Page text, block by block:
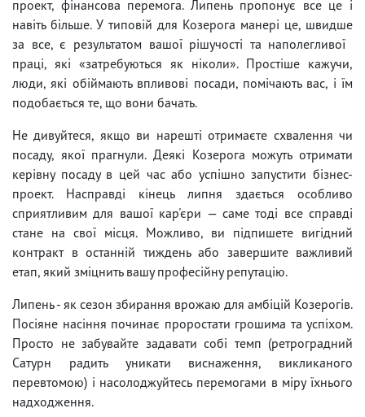
проект, фінансова перемога. Липень пропонує все це і
навіть більше. У типовій для Козерога манері це, швидше
за все, є результатом вашої рішучості та наполегливої ​​
праці, які «затребуються як ніколи». Простіше кажучи,
люди, які обіймають впливові посади, помічають вас, і їм
подобається те, що вони бачать.
Не дивуйтеся, якщо ви нарешті отримаєте схвалення чи
посаду, якої прагнули. Деякі Козерога можуть отримати
керівну посаду в цей час або успішно запустити бізнес-
проект. Насправді кінець липня здається особливо
сприятливим для вашої кар'єри — саме тоді все справді
стане на свої місця. Можливо, ви підпишете вигідний
контракт в останній тиждень або завершите важливий
етап, який зміцнить вашу професійну репутацію.
Липень - як сезон збирання врожаю для амбіцій Козерогів.
Посіяне насіння починає проростати грошима та успіхом.
Просто не забувайте задавати собі темп (ретроградний
Сатурн радить уникати виснаження, викликаного
перевтомою) і насолоджуйтесь перемогами в міру їхнього
надходження.